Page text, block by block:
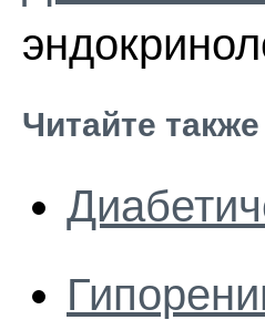
Читайте